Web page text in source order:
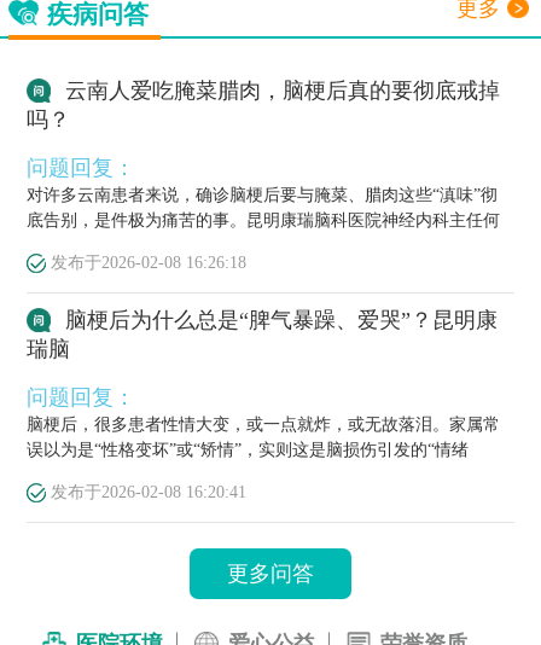
疾病问答 更多
云南人爱吃腌菜腊肉，脑梗后真的要彻底戒掉
吗？
问题回复：
对许多云南患者来说，确诊脑梗后要与腌菜、腊肉这些“滇味”彻
底告别，是件极为痛苦的事。昆明康瑞脑科医院神经内科主任何
发布于2026-02-08 16:26:18
脑梗后为什么总是“脾气暴躁、爱哭”？昆明康
瑞脑
问题回复：
脑梗后，很多患者性情大变，或一点就炸，或无故落泪。家属常
误以为是“性格变坏”或“矫情”，实则这是脑损伤引发的“情绪
发布于2026-02-08 16:20:41
更多问答